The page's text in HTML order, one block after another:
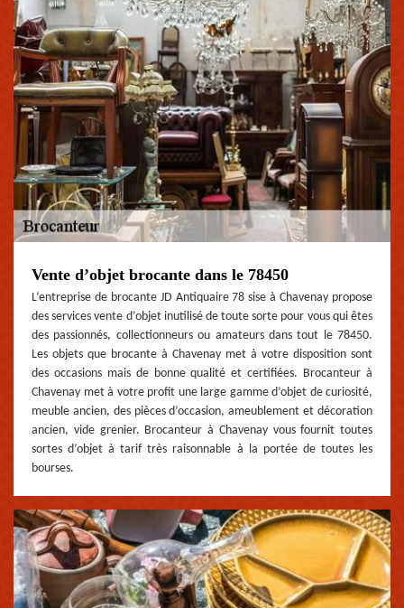
Vente d’objet brocante dans le 78450
L’entreprise de brocante JD Antiquaire 78 sise à Chavenay propose
des services vente d’objet inutilisé de toute sorte pour vous qui êtes
des passionnés, collectionneurs ou amateurs dans tout le 78450.
Les objets que brocante à Chavenay met à votre disposition sont
des occasions mais de bonne qualité et certifiées. Brocanteur à
Chavenay met à votre profit une large gamme d’objet de curiosité,
meuble ancien, des pièces d’occasion, ameublement et décoration
ancien, vide grenier. Brocanteur à Chavenay vous fournit toutes
sortes d’objet à tarif très raisonnable à la portée de toutes les
bourses.